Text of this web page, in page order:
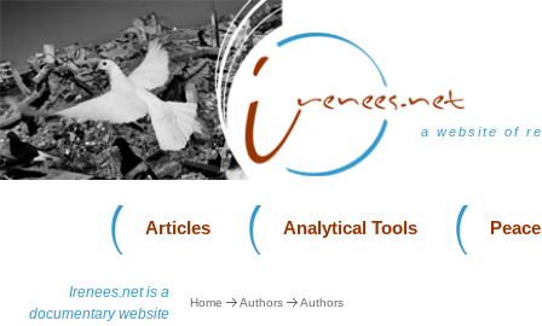
a website of
Articles Analytical Tools
Irenees.net is a
documentary website
Home Authors Authors